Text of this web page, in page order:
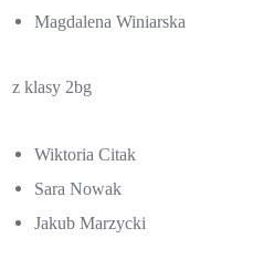
Magdalena Winiarska
z klasy 2bg
Wiktoria Citak
Sara Nowak
Jakub Marzycki